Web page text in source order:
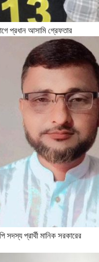
প্রধান আসামি গ্রেফতার
প্রার্থী মানিক সরকারের